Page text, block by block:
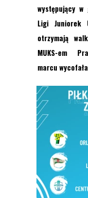
występujący
Ligi Juniorek
otrzymają
MUKS-em
marcu